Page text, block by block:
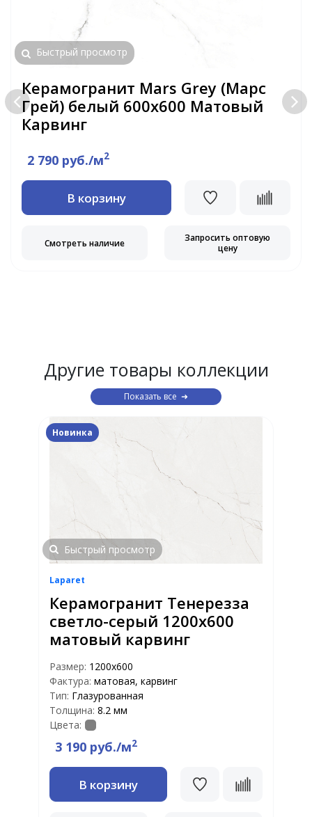
Быстрый просмотр
Керамогранит Mars Grey (Марс
Грей) белый 600x600 Матовый
Карвинг
2 790 руб./м2
В корзину
Смотреть наличие
Запросить оптовую
цену
Другие товары коллекции
Показать все
Новинка
Быстрый просмотр
Laparet
Керамогранит Тенерезза
светло-серый 1200x600
матовый карвинг
Размер: 1200x600
Фактура: матовая, карвинг
Тип: Глазурованная
Толщина: 8.2 мм
Цвета:
3 190 руб./м2
В корзину